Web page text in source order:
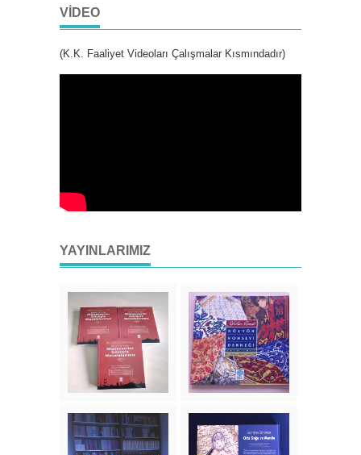
VIDEO
(K.K. Faaliyet Videoları Çalışmalar Kısmındadır)
YAYINLARIMIZ